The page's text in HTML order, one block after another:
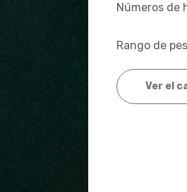
Números de
Rango de
Ver el